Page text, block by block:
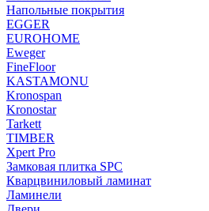
Напольные покрытия
EGGER
EUROHOME
Eweger
FineFloor
KASTAMONU
Kronospan
Kronostar
Tarkett
TIMBER
Xpert Pro
Замковая плитка SPC
Кварцвиниловый ламинат
Ламинели